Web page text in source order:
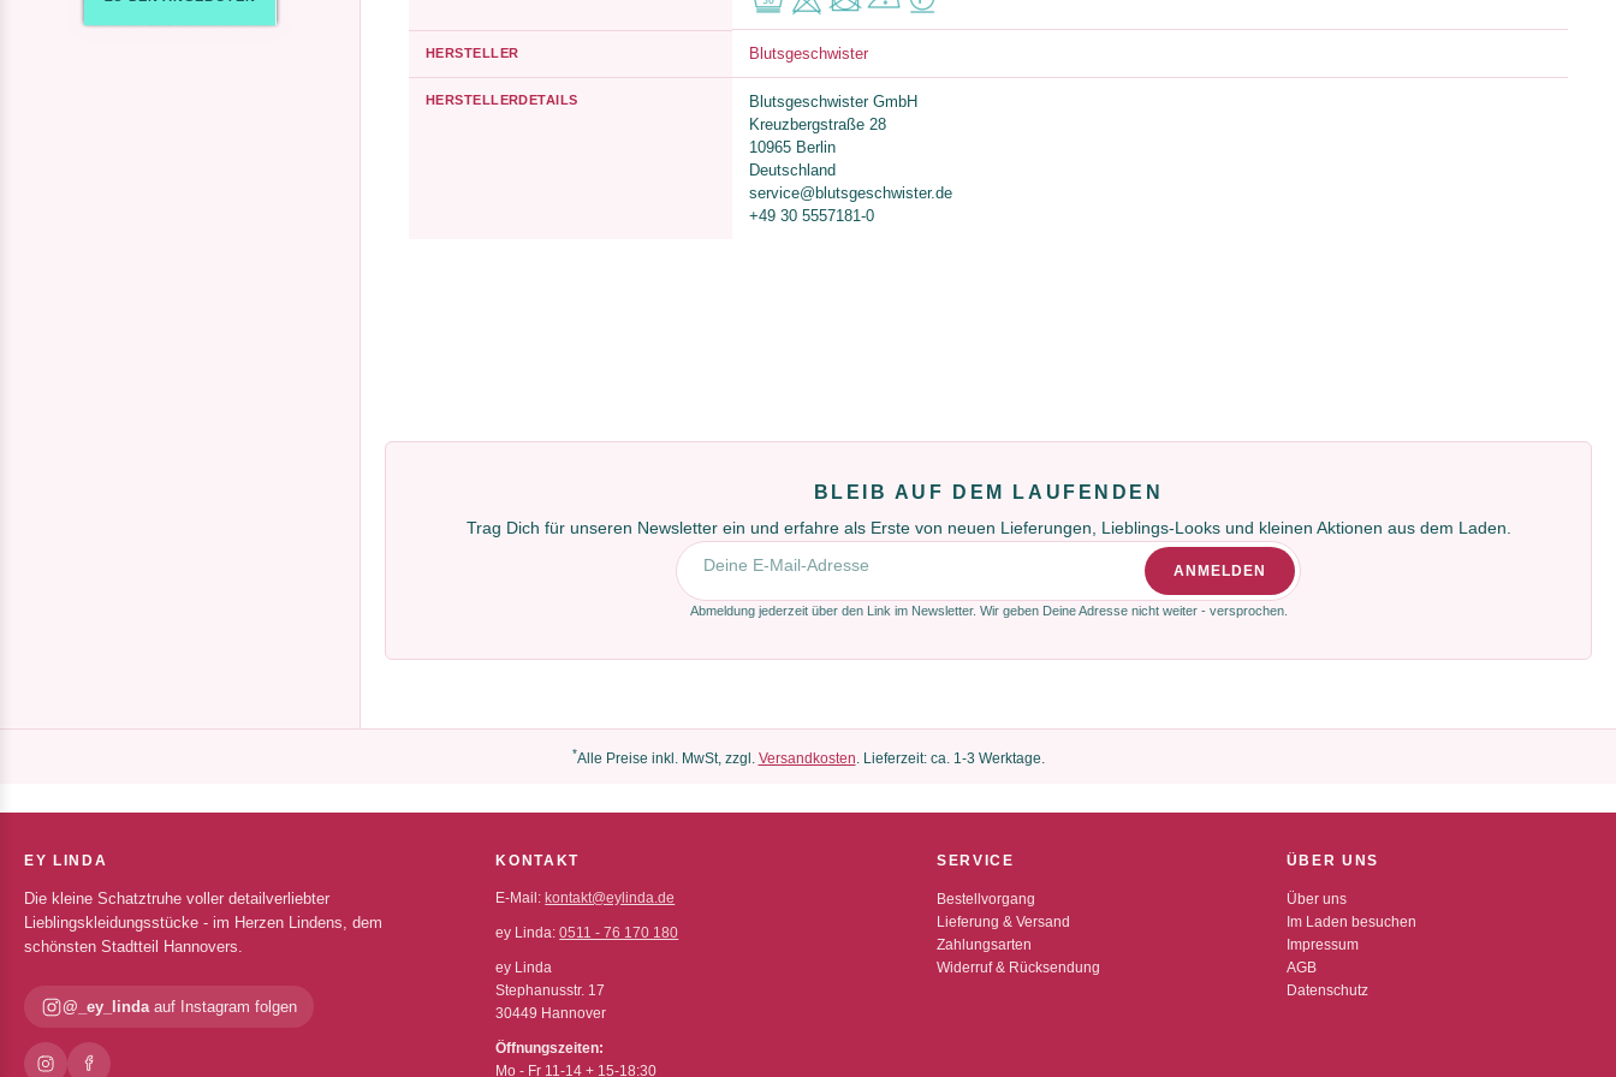
HERSTELLER Blutsgeschwister
HERSTELLERDETAILS
Blutsgeschwister GmbH
Kreuzbergstraße 28
10965 Berlin
Deutschland
service@blutsgeschwister.de
+49 30 5557181-0
BLEIB AUF DEM LAUFENDEN
Trag Dich für unseren Newsletter ein und erfahre als Erste von neuen Lieferungen, Lieblings-Looks und kleinen Aktionen aus dem Laden.
E-Mail-Adresse
ANMELDEN
Abmeldung jederzeit über den Link im Newsletter. Wir geben Deine Adresse nicht weiter - versprochen.
*Alle Preise inkl. MwSt, zzgl. Versandkosten. Lieferzeit: ca. 1-3 Werktage.
EY LINDA
Die kleine Schatztruhe voller detailverliebter
Lieblingskleidungsstücke - im Herzen Lindens, dem
schönsten Stadtteil Hannovers.
@_ey_lindaauf Instagram folgen
KONTAKT
E-Mail: kontakt@eylinda.de
ey Linda:0511 - 76 170 180
ey Linda
Stephanusstr. 17
30449 Hannover
Öffnungszeiten:
Mo - Fr 11-14 + 15-18:30
SERVICE
Bestellvorgang
Lieferung & Versand
Zahlungsarten
Widerruf & Rücksendung
ÜBER UNS
Über uns
Im Laden besuchen
Impressum
AGB
Datenschutz